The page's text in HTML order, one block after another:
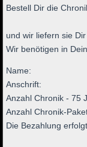
Bestell Dir die
und wir liefern sie
Wir benötigen in
Name:
Anschrift:
Anzahl Chronik - 75
Anzahl Chronik-
Die Bezahlung